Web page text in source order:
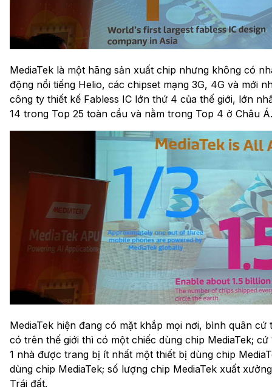
MediaTek là một hãng sản xuất chip nhưng không có
động nổi tiếng Helio, các chipset mạng 3G, 4G và mới
công ty thiết kế Fabless IC lớn thứ 4 của thế giới, lớn
14 trong Top 25 toàn cầu và nằm trong Top 4 ở Châu Á.
MediaTek hiện đang có mặt khắp mọi nơi, bình quân
có trên thế giới thì có một chiếc dùng chip MediaTek;
1 nhà được trang bị ít nhất một thiết bị dùng chip
dùng chip MediaTek; số lượng chip MediaTek xuất
Trái đất.